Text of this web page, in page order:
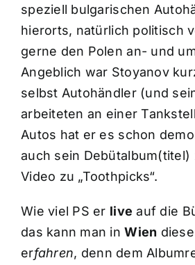
speziell bulgarischen
hierorts, natürlich politisch
gerne den Polen an- und
Angeblich war Stoyanov
selbst Autohändler (und
arbeiteten an einer
Autos hat er es schon
auch sein Debütalbum(titel)
Video zu „Toothpicks“.
Wie viel PS er live auf die
das kann man inWien
erfahren, denn dem